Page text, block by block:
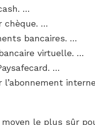
…
chèque. …
bancaires. …
virtuelle. …
…
l’abonnement
le plus sûr